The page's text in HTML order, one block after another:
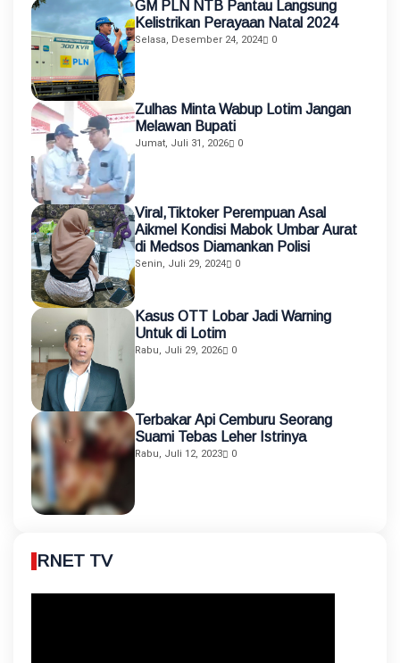
GM PLN NTB Pantau Langsung
Kelistrikan Perayaan Natal 2024
Selasa, Desember 24, 2024 0
Zulhas Minta Wabup Lotim Jangan
Melawan Bupati
Jumat, Juli 31, 2026 0
Viral,Tiktoker Perempuan Asal
Aikmel Kondisi Mabok Umbar Aurat
di Medsos Diamankan Polisi
Senin, Juli 29, 2024 0
Kasus OTT Lobar Jadi Warning
Untuk di Lotim
Rabu, Juli 29, 2026 0
Terbakar Api Cemburu Seorang
Suami Tebas Leher Istrinya
Rabu, Juli 12, 2023 0
RNET TV